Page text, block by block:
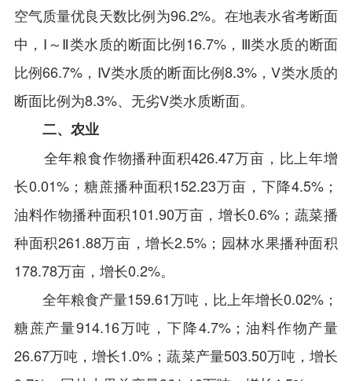
空气质量优良天数比例为96.2%。在地表水省考断面
中，Ⅰ～Ⅱ类水质的断面比例16.7%，Ⅲ类水质的断面
比例66.7%，Ⅳ类水质的断面比例8.3%，V类水质的
断面比例为8.3%、无劣V类水质断面。
二、农业
全年粮食作物播种面积426.47万亩，比上年增
长0.01%；糖蔗播种面积152.23万亩，下降4.5%；
油料作物播种面积101.90万亩，增长0.6%；蔬菜播
种面积261.88万亩，增长2.5%；园林水果播种面积
178.78万亩，增长0.2%。
全年粮食产量159.61万吨，比上年增长0.02%；
糖蔗产量914.16万吨，下降4.7%；油料作物产量
26.67万吨，增长1.0%；蔬菜产量503.50万吨，增长